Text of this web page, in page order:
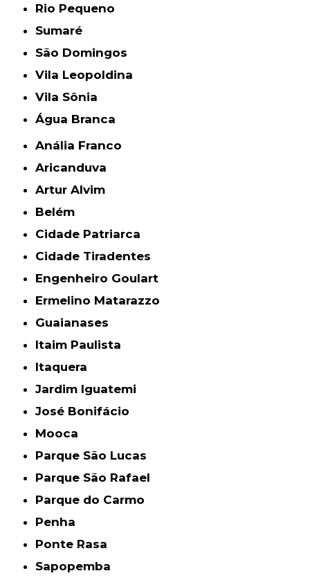
Rio Pequeno
Sumaré
São Domingos
Vila Leopoldina
Vila Sônia
Água Branca
Anália Franco
Aricanduva
Artur Alvim
Belém
Cidade Patriarca
Cidade Tiradentes
Engenheiro Goulart
Ermelino Matarazzo
Guaianases
Itaim Paulista
Itaquera
Jardim Iguatemi
José Bonifácio
Mooca
Parque São Lucas
Parque São Rafael
Parque do Carmo
Penha
Ponte Rasa
Sapopemba